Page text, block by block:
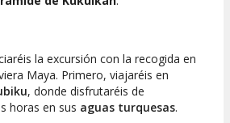
la excursión con la recogida en
Maya. Primero, viajaréis en
, donde disfrutaréis de
horas en sus aguas turquesas.